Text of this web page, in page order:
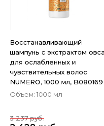
Восстанавливающий
шампунь с экстрактом овса
для ослабленных и
чувствительных волос
NUMERO, 1000 мл, B080169
Объем: 1000 мл
3 237 руб.